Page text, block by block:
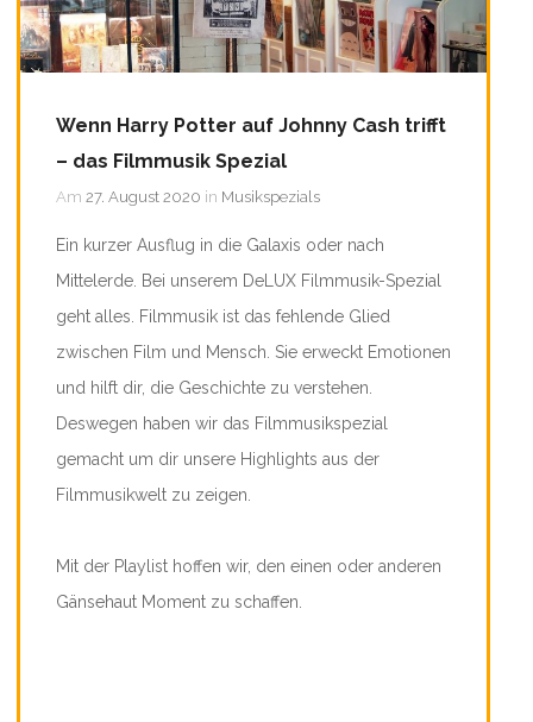
Wenn Harry Potter auf Johnny Cash trifft
– das Filmmusik Spezial
Am 27. August 2020 in Musikspezials
Ein kurzer Ausflug in die Galaxis oder nach
Mittelerde. Bei unserem DeLUX Filmmusik-Spezial
geht alles. Filmmusik ist das fehlende Glied
zwischen Film und Mensch. Sie erweckt Emotionen
und hilft dir, die Geschichte zu verstehen.
Deswegen haben wir das Filmmusikspezial
gemacht um dir unsere Highlights aus der
Filmmusikwelt zu zeigen.
Mit der Playlist hoffen wir, den einen oder anderen
Gänsehaut Moment zu schaffen.